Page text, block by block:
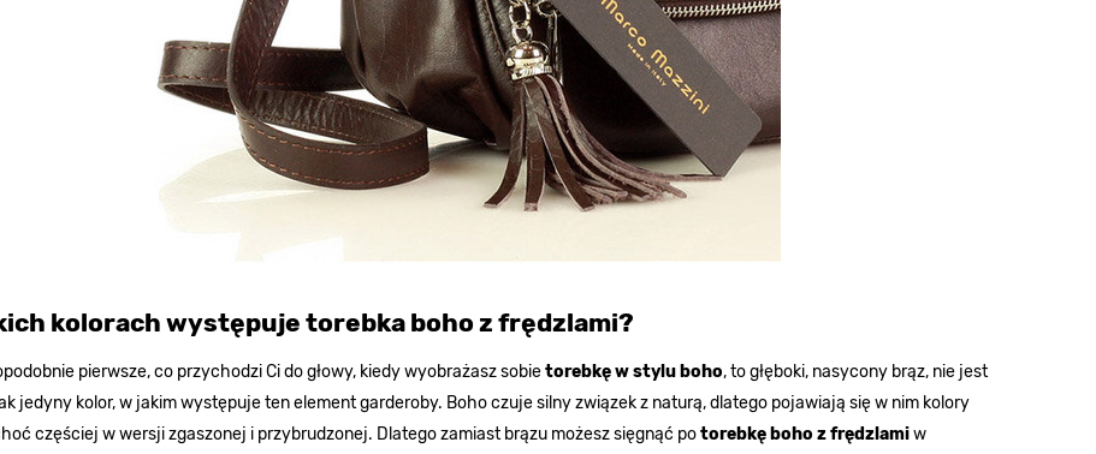
kolorach występuje torebka boho z frędzlami?
pierwsze, co przychodzi Ci do głowy, kiedy wyobrażasz sobietorebkę w stylu boho, to głęboki, nasycony brąz, nie jest
jedyny kolor, w jakim występuje ten element garderoby. Boho czuje silny związek z naturą, dlatego pojawiają się w nim kolory
częściej w wersji zgaszonej i przybrudzonej. Dlatego zamiast brązu możesz sięgnąć potorebkę boho z frędzlamiw